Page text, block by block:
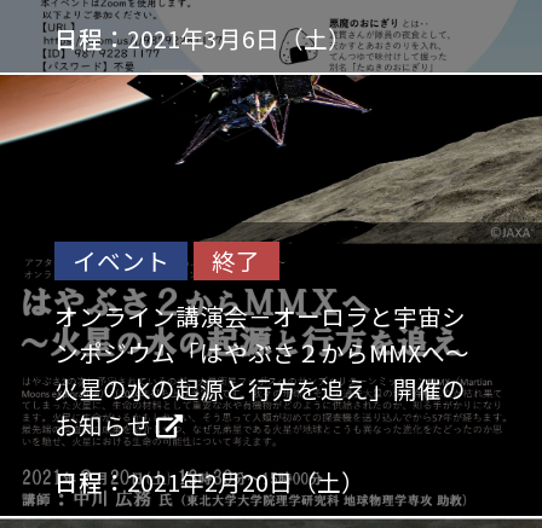
日程：2021年3月6日（土）
イベント
終了
オンライン講演会－オーロラと宇宙シ
ンポジウム「はやぶさ２からMMXへ～
火星の水の起源と行方を追え」開催の
お知らせ
日程：2021年2月20日（土）